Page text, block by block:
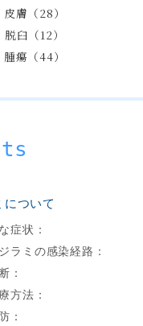
皮膚（28）
脱臼（12）
腫瘍（44）
について
症状：
ラミの感染経路：
：
方法：
：